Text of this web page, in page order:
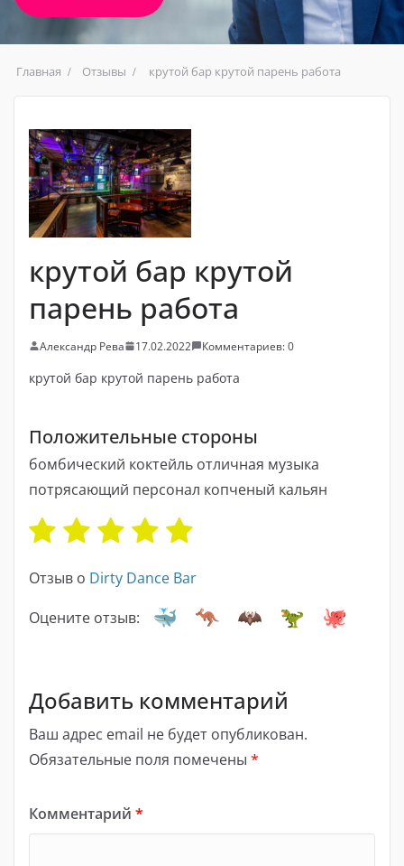
Главная Отзывы крутой бар крутой парень работа
крутой бар крутой
парень работа
Александр Рева 17.02.2022 Комментариев: 0
крутой бар крутой парень работа
Положительные стороны
бомбический коктейль отличная музыка
потрясающий персонал копченый кальян
Отзыв о Dirty Dance Bar
Оцените отзыв:
Добавить комментарий
Ваш адрес email не будет опубликован.
Обязательные поля помечены *
Комментарий *